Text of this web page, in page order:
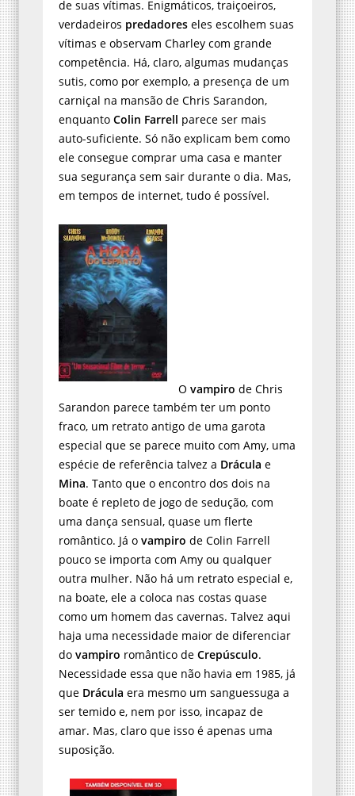
de suas vítimas. Enigmáticos, traiçoeiros,
verdadeiros predadores eles escolhem suas
vítimas e observam Charley com grande
competência. Há, claro, algumas mudanças
sutis, como por exemplo, a presença de um
carniçal na mansão de Chris Sarandon,
enquanto Colin Farrell parece ser mais
auto-suficiente. Só não explicam bem como
ele consegue comprar uma casa e manter
sua segurança sem sair durante o dia. Mas,
em tempos de internet, tudo é possível.
O vampiro de Chris
Sarandon parece também ter um ponto
fraco, um retrato antigo de uma garota
especial que se parece muito com Amy, uma
espécie de referência talvez a Drácula e
Mina. Tanto que o encontro dos dois na
boate é repleto de jogo de sedução, com
uma dança sensual, quase um flerte
romântico. Já o vampiro de Colin Farrell
pouco se importa com Amy ou qualquer
outra mulher. Não há um retrato especial e,
na boate, ele a coloca nas costas quase
como um homem das cavernas. Talvez aqui
haja uma necessidade maior de diferenciar
do vampiro romântico de Crepúsculo.
Necessidade essa que não havia em 1985, já
que Drácula era mesmo um sanguessuga a
ser temido e, nem por isso, incapaz de
amar. Mas, claro que isso é apenas uma
suposição.